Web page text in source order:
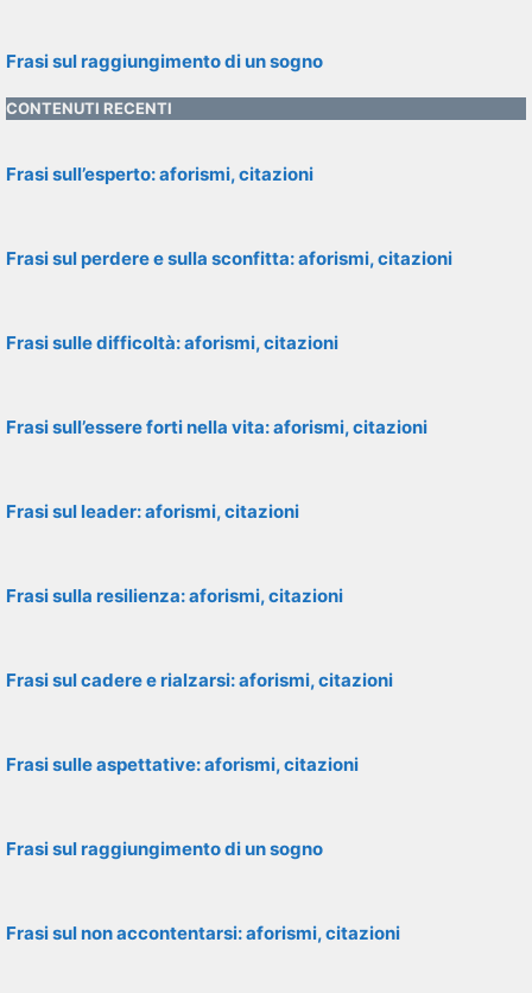
Frasi sul raggiungimento di un sogno
CONTENUTI RECENTI
Frasi sull’esperto: aforismi, citazioni
Frasi sul perdere e sulla sconfitta: aforismi, citazioni
Frasi sulle difficoltà: aforismi, citazioni
Frasi sull’essere forti nella vita: aforismi, citazioni
Frasi sul leader: aforismi, citazioni
Frasi sulla resilienza: aforismi, citazioni
Frasi sul cadere e rialzarsi: aforismi, citazioni
Frasi sulle aspettative: aforismi, citazioni
Frasi sul raggiungimento di un sogno
Frasi sul non accontentarsi: aforismi, citazioni